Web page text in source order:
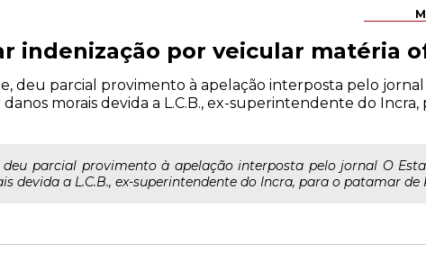
indenização por veicular matéria
deu parcial provimento à apelação interposta pelo
morais devida a L.C.B., ex-superintendente do Incra,
parcial provimento à apelação interposta pelo jornal O
a L.C.B., ex-superintendente do Incra, para o patamar de